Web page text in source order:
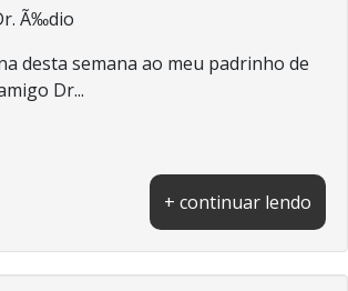
Ã‰dio
desta semana ao meu padrinho de
Dr...
+ continuar lendo